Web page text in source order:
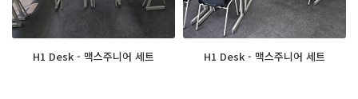
H1 Desk - 맥스주니어 세트 H1 Desk - 맥스주니어 세트